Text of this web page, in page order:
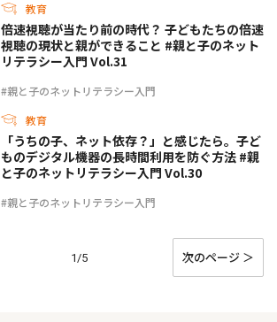
教育
#親と子のネットリテラシー入門
倍速視聴が当たり前の時代？ 子どもたちの倍速
視聴の現状と親ができること #親と子のネット
リテラシー入門 Vol.31
教育
#親と子のネットリテラシー入門
「うちの子、ネット依存？」と感じたら。子ど
ものデジタル機器の長時間利用を防ぐ方法 #親
と子のネットリテラシー入門 Vol.30
1/5 次のページ ＞